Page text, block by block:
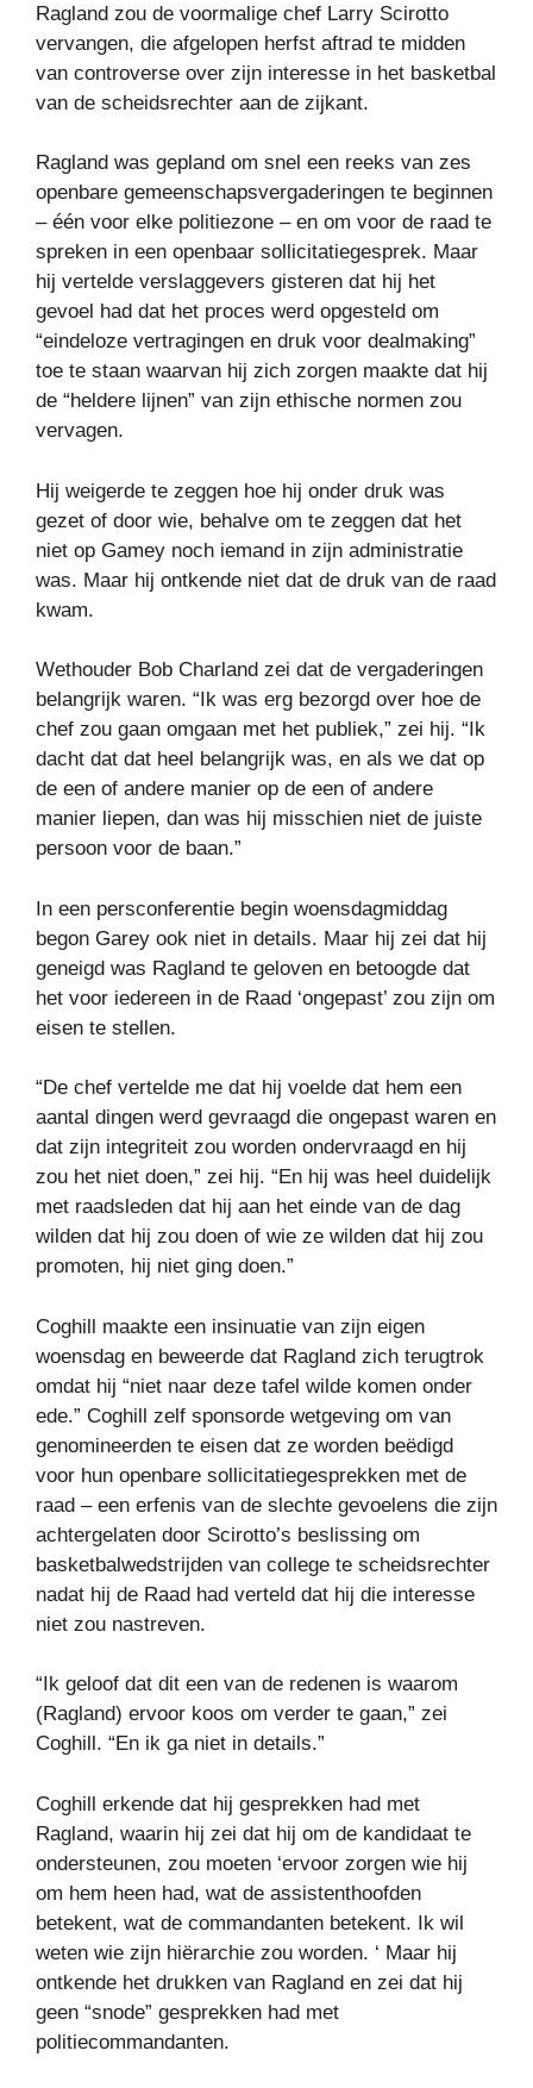
Ragland zou de voormalige chef Larry Scirotto
vervangen, die afgelopen herfst aftrad te midden
van controverse over zijn interesse in het basketbal
van de scheidsrechter aan de zijkant.
Ragland was gepland om snel een reeks van zes
openbare gemeenschapsvergaderingen te beginnen
– één voor elke politiezone – en om voor de raad te
spreken in een openbaar sollicitatiegesprek. Maar
hij vertelde verslaggevers gisteren dat hij het
gevoel had dat het proces werd opgesteld om
“eindeloze vertragingen en druk voor dealmaking”
toe te staan ​​waarvan hij zich zorgen maakte dat hij
de “heldere lijnen” van zijn ethische normen zou
vervagen.
Hij weigerde te zeggen hoe hij onder druk was
gezet of door wie, behalve om te zeggen dat het
niet op Gamey noch iemand in zijn administratie
was. Maar hij ontkende niet dat de druk van de raad
kwam.
Wethouder Bob Charland zei dat de vergaderingen
belangrijk waren. “Ik was erg bezorgd over hoe de
chef zou gaan omgaan met het publiek,” zei hij. “Ik
dacht dat dat heel belangrijk was, en als we dat op
de een of andere manier op de een of andere
manier liepen, dan was hij misschien niet de juiste
persoon voor de baan.”
In een persconferentie begin woensdagmiddag
begon Garey ook niet in details. Maar hij zei dat hij
geneigd was Ragland te geloven en betoogde dat
het voor iedereen in de Raad ‘ongepast’ zou zijn om
eisen te stellen.
“De chef vertelde me dat hij voelde dat hem een ​​
aantal dingen werd gevraagd die ongepast waren en
dat zijn integriteit zou worden ondervraagd en hij
zou het niet doen,” zei hij. “En hij was heel duidelijk
met raadsleden dat hij aan het einde van de dag
wilden dat hij zou doen of wie ze wilden dat hij zou
promoten, hij niet ging doen.”
Coghill maakte een insinuatie van zijn eigen
woensdag en beweerde dat Ragland zich terugtrok
omdat hij “niet naar deze tafel wilde komen onder
ede.” Coghill zelf sponsorde wetgeving om van
genomineerden te eisen dat ze worden beëdigd
voor hun openbare sollicitatiegesprekken met de
raad – een erfenis van de slechte gevoelens die zijn
achtergelaten door Scirotto’s beslissing om
basketbalwedstrijden van college te scheidsrechter
nadat hij de Raad had verteld dat hij die interesse
niet zou nastreven.
“Ik geloof dat dit een van de redenen is waarom
(Ragland) ervoor koos om verder te gaan,” zei
Coghill. “En ik ga niet in details.”
Coghill erkende dat hij gesprekken had met
Ragland, waarin hij zei dat hij om de kandidaat te
ondersteunen, zou moeten ‘ervoor zorgen wie hij
om hem heen had, wat de assistenthoofden
betekent, wat de commandanten betekent. Ik wil
weten wie zijn hiërarchie zou worden. ‘ Maar hij
ontkende het drukken van Ragland en zei dat hij
geen “snode” gesprekken had met
politiecommandanten.